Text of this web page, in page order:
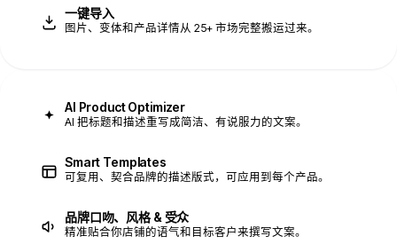
一键导入
图片、变体和产品详情从 25+ 市场完整搬运过来。
AI Product Optimizer
AI 把标题和描述重写成简洁、有说服力的文案。
Smart Templates
可复用、契合品牌的描述版式，可应用到每个产品。
品牌口吻、风格 & 受众
精准贴合你店铺的语气和目标客户来撰写文案。